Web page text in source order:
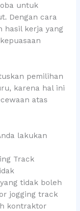
untuk
Dengan cara
hasil kerja yang
pemilihan
karena hal ini
atas
lakukan
Track
tidak boleh
jogging track
kontraktor